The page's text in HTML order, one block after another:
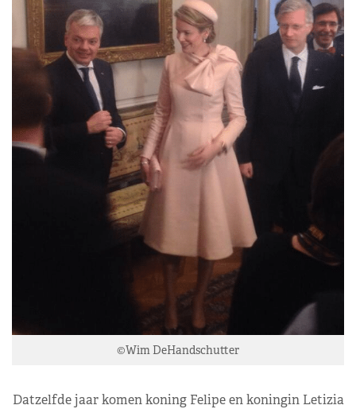
©Wim DeHandschutter
Datzelfde jaar komen koning Felipe en koningin Letizia